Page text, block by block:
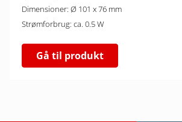
Dimensioner: Ø 101 x 76 mm
Strømforbrug: ca. 0.5 W
Gå til produkt